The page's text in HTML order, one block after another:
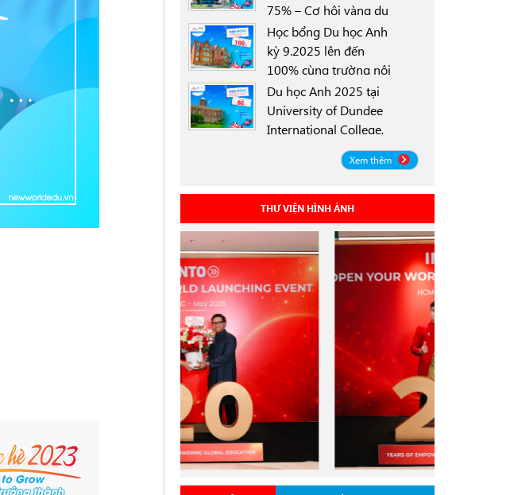
75% – Cơ hội vàng du
học Anh 2025
Học bổng Du học Anh
kỳ 9.2025 lên đến
100% cùng trường nội
trú Worthgate School
Canterbury
Du học Anh 2025 tại
University of Dundee
International College,
Scotland ICD - Lộ trình
linh hoạt, học bổng
Xem thêm
THƯ VIỆN HÌNH ẢNH